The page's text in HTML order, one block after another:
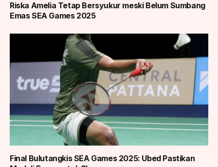
Riska Amelia Tetap Bersyukur meski Belum Sumbang
Emas SEA Games 2025
Final Bulutangkis SEA Games 2025: Ubed Pastikan